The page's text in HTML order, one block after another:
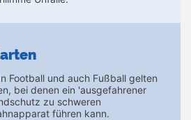
Football und auch Fußball gelten
bei denen ein 'ausgefahrener
zu schweren
führen kann.